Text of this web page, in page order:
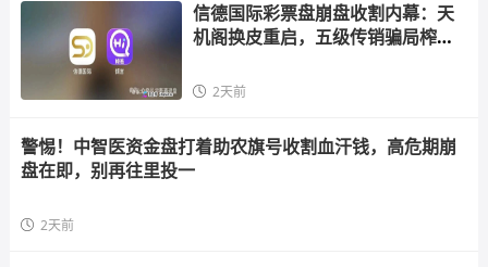
信德国际彩票盘崩盘收割内幕：天
机阁换皮重启，五级传销骗局榨干
2天前
警惕！中智医资金盘打着助农旗号收割血汗钱，高危期崩
盘在即，别再往里投一
2天前